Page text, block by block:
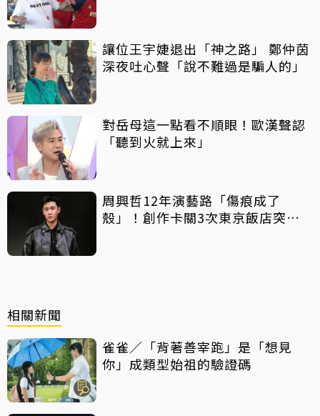
讓位王宇婕退出「神之路」 鄭仲茵
深夜吐心聲「說不難過是騙人的」
對岳母這一點看不順眼！歐漢聲認
「聽到火就上來」
周興哲12年演藝路「傷痕成了
殼」！創作卡關3次東京飯店突找
相關新聞
雀雀／「背著善宰跑」是「想見
你」成類型始祖的驗證碼